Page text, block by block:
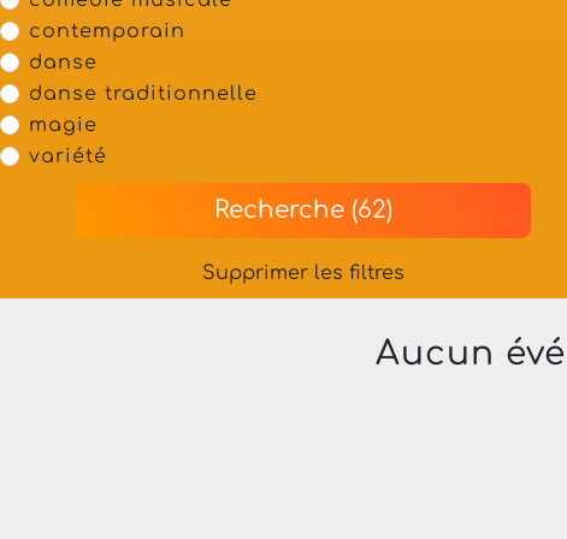
contemporain
danse
danse traditionnelle
magie
variété
Recherche (62)
Supprimer les filtres
Aucun